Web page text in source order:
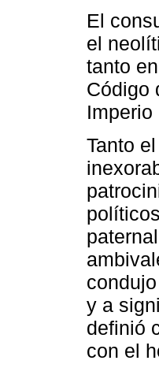
El
el
tanto
Código
Imperio
Tanto
y a
definió
con el